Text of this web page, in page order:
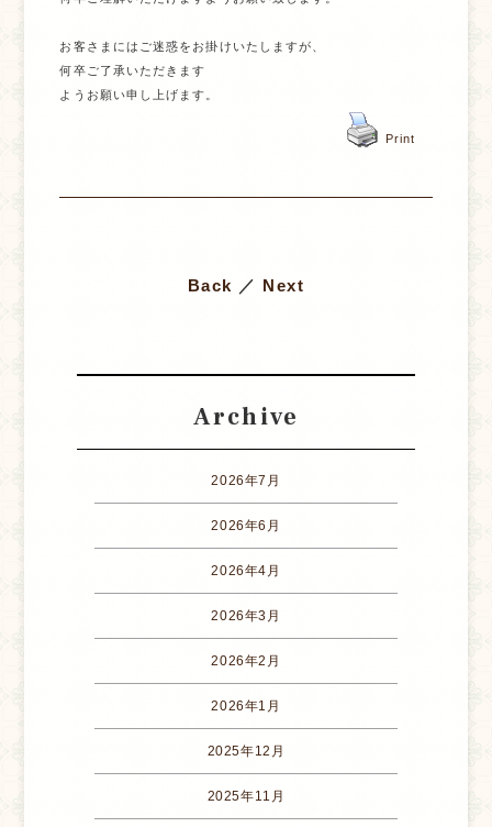
お客さまにはご迷惑をお掛けいたしますが、
何卒ご了承いただきます
ようお願い申し上げます。
Print
Back ／ Next
Archive
2026年7月
2026年6月
2026年4月
2026年3月
2026年2月
2026年1月
2025年12月
2025年11月